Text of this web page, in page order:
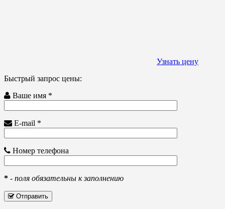
Узнать цену
Быстрый запрос цены:
Ваше имя *
E-mail *
Номер телефона
* - поля обязательны к заполнению
Отправить